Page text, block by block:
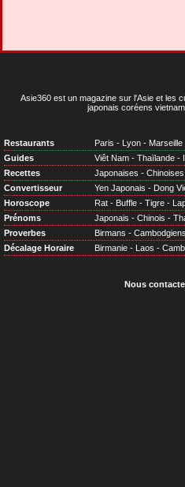
Asie360 est un magazine sur l'Asie et les
japonais coréens
Restaurants Paris - Lyon - Marseille
Guides
Viêt Nam - Thaïlande -
Recettes
Japonaises - Chinoises
Convertisseur
Yen Japonais - Dong
Horoscope
Rat - Buffle - Tigre -
Prénoms
Japonais - Chinois -
Proverbes
Birmans - Cambodgiens
Décalage Horaire
Birmanie - Laos -
Nous